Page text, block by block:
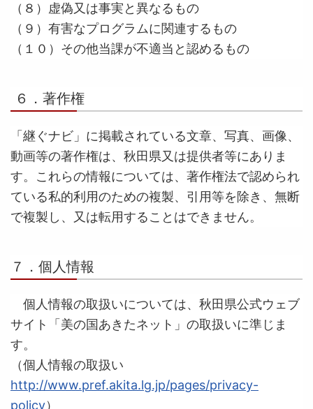
（８）虚偽又は事実と異なるもの
（９）有害なプログラムに関連するもの
（１０）その他当課が不適当と認めるもの
６．著作権
「継ぐナビ」に掲載されている文章、写真、画像、
動画等の著作権は、秋田県又は提供者等にありま
す。これらの情報については、著作権法で認められ
ている私的利用のための複製、引用等を除き、無断
で複製し、又は転用することはできません。
７．個人情報
個人情報の取扱いについては、秋田県公式ウェブ
サイト「美の国あきたネット」の取扱いに準じま
す。
（個人情報の取扱い
http://www.pref.akita.lg.jp/pages/privacy-
policy）